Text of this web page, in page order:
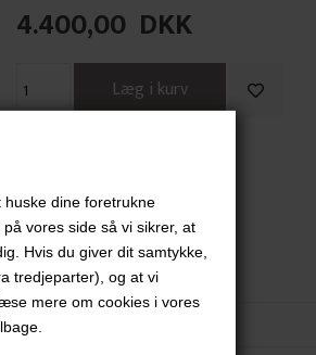
dine foretrukne
vores side så vi sikrer, at
Hvis du giver dit samtykke,
tredjeparter), og at vi
mere om cookies i vores
4.400,00DKK
​50 x 42 cm.
Collage
Grå ramme
PRODUKTBESKRIVELSE